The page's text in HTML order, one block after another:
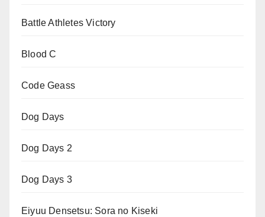
Battle Athletes Victory
Blood C
Code Geass
Dog Days
Dog Days 2
Dog Days 3
Eiyuu Densetsu: Sora no Kiseki